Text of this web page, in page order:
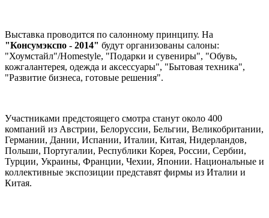
Выставка проводится по салонному принципу. На
"Консумэкспо - 2014" будут организованы салоны:
"Хоумстайл"/Homestyle, "Подарки и сувениры", "Обувь,
кожгалантерея, одежда и аксессуары", "Бытовая техника",
"Развитие бизнеса, готовые решения".
Участниками предстоящего смотра станут около 400
компаний из Австрии, Белоруссии, Бельгии, Великобритании,
Германии, Дании, Испании, Италии, Китая, Нидерландов,
Польши, Португалии, Республики Корея, России, Сербии,
Турции, Украины, Франции, Чехии, Японии. Национальные и
коллективные экспозиции представят фирмы из Италии и
Китая.